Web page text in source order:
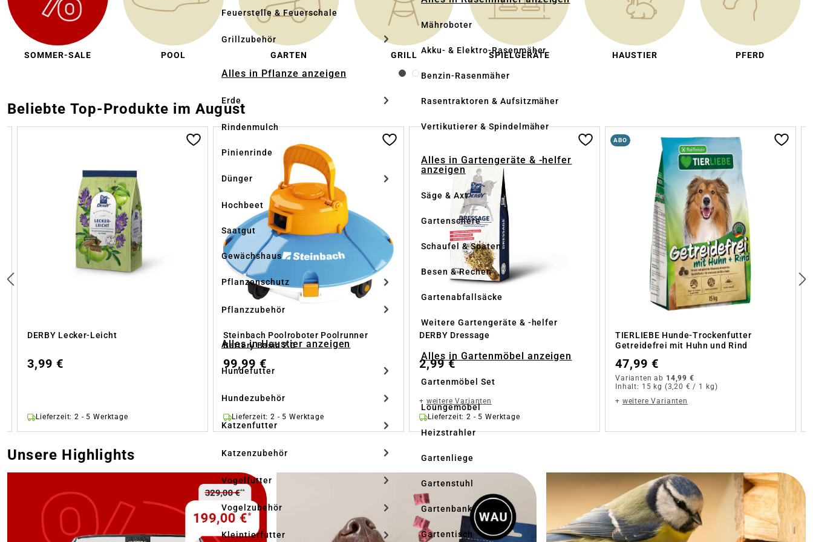
Feuerstelle & Feuerschale
Grillzubehör
Alles in Pflanze anzeigen
Erde
Rindenmulch
Pinienrinde
Dünger
Hochbeet
Saatgut
Gewächshaus
Pflanzenschutz
Pflanzzubehör
Alles in Haustier anzeigen
Hundefutter
Hundezubehör
Katzenfutter
Katzenzubehör
Vogelfutter
Vogelzubehör
Kleintierfutter
Mähroboter
Akku- & Elektro-Rasenmäher
Benzin-Rasenmäher
Rasentraktoren & Aufsitzmäher
Vertikutierer & Spindelmäher
Alles in Gartengeräte & -helfer
anzeigen
Säge & Axt
Gartenschere
Schaufel & Spaten
Besen & Rechen
Gartenabfallsäcke
Weitere Gartengeräte & -helfer
Alles in Gartenmöbel anzeigen
Gartenmöbel Set
Loungemöbel
Heizstrahler
Gartenliege
Gartenstuhl
Gartenbank
Gartentisch
SOMMER-SALE POOL GARTEN GRILL SPIELGERÄTE HAUSTIER PFERD
Beliebte Top-Produkte im August
DERBY Lecker-Leicht
3,99 €
Lieferzeit: 2 - 5 Werktage
Steinbach Poolroboter Poolrunner
Battery Basic 2.0
99,99 €
Lieferzeit: 2 - 5 Werktage
DERBY Dressage
2,99 €
+ weitere Varianten
Lieferzeit: 2 - 5 Werktage
ABO
TIERLIEBE Hunde-Trockenfutter
Getreidefrei mit Huhn und Rind
47,99 €
Varianten ab 14,99 €
Inhalt: 15 kg (3,20 € / 1 kg)
+ weitere Varianten
Unsere Highlights